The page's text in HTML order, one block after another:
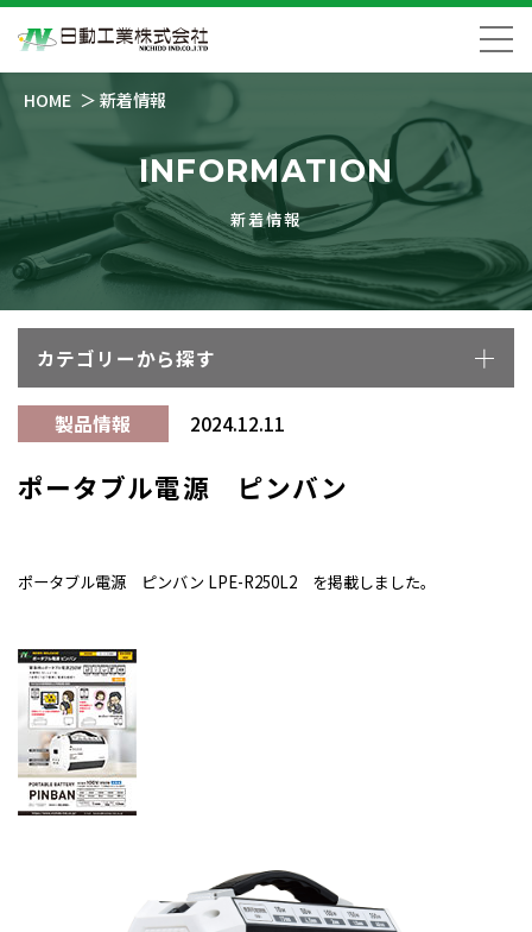
HOME 新着情報
INFORMATION
新着情報
カテゴリーから探す
製品情報 2024.12.11
ポータブル電源 ピンバン
ポータブル電源 ピンバン LPE-R250L2 を掲載しました。